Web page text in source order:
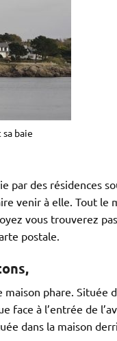
sa baie
par des résidences
venir à elle. Tout le
vous trouverez
postale.
phare. Située
face à l’entrée de
dans la maison